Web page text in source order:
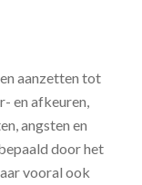
aanzetten tot
en afkeuren,
angsten en
door het
vooral ook